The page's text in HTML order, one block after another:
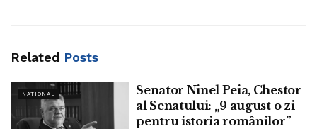
Related Posts
NATIONAL
Senator Ninel Peia, Chestor
al Senatului: „9 august o zi
pentru istoria românilor”